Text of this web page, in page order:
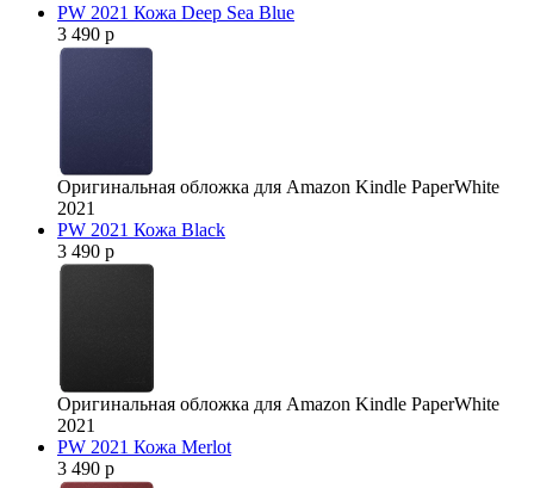
PW 2021 Кожа Deep Sea Blue
3 490 р
Оригинальная обложка для Amazon Kindle PaperWhite
2021
PW 2021 Кожа Black
3 490 р
Оригинальная обложка для Amazon Kindle PaperWhite
2021
PW 2021 Кожа Merlot
3 490 р